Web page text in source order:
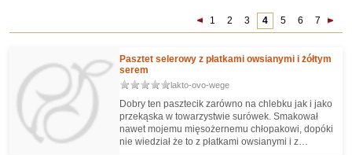
1 2 3 4 5 6 7
Pasztet selerowy z płatkami owsianymi i żółtym
serem
lakto-ovo-wege
Dobry ten pasztecik zarówno na chlebku jak i jako
przekąska w towarzystwie surówek. Smakował
nawet mojemu mięsożernemu chłopakowi, dopóki
nie wiedział że to z płatkami owsianymi i z